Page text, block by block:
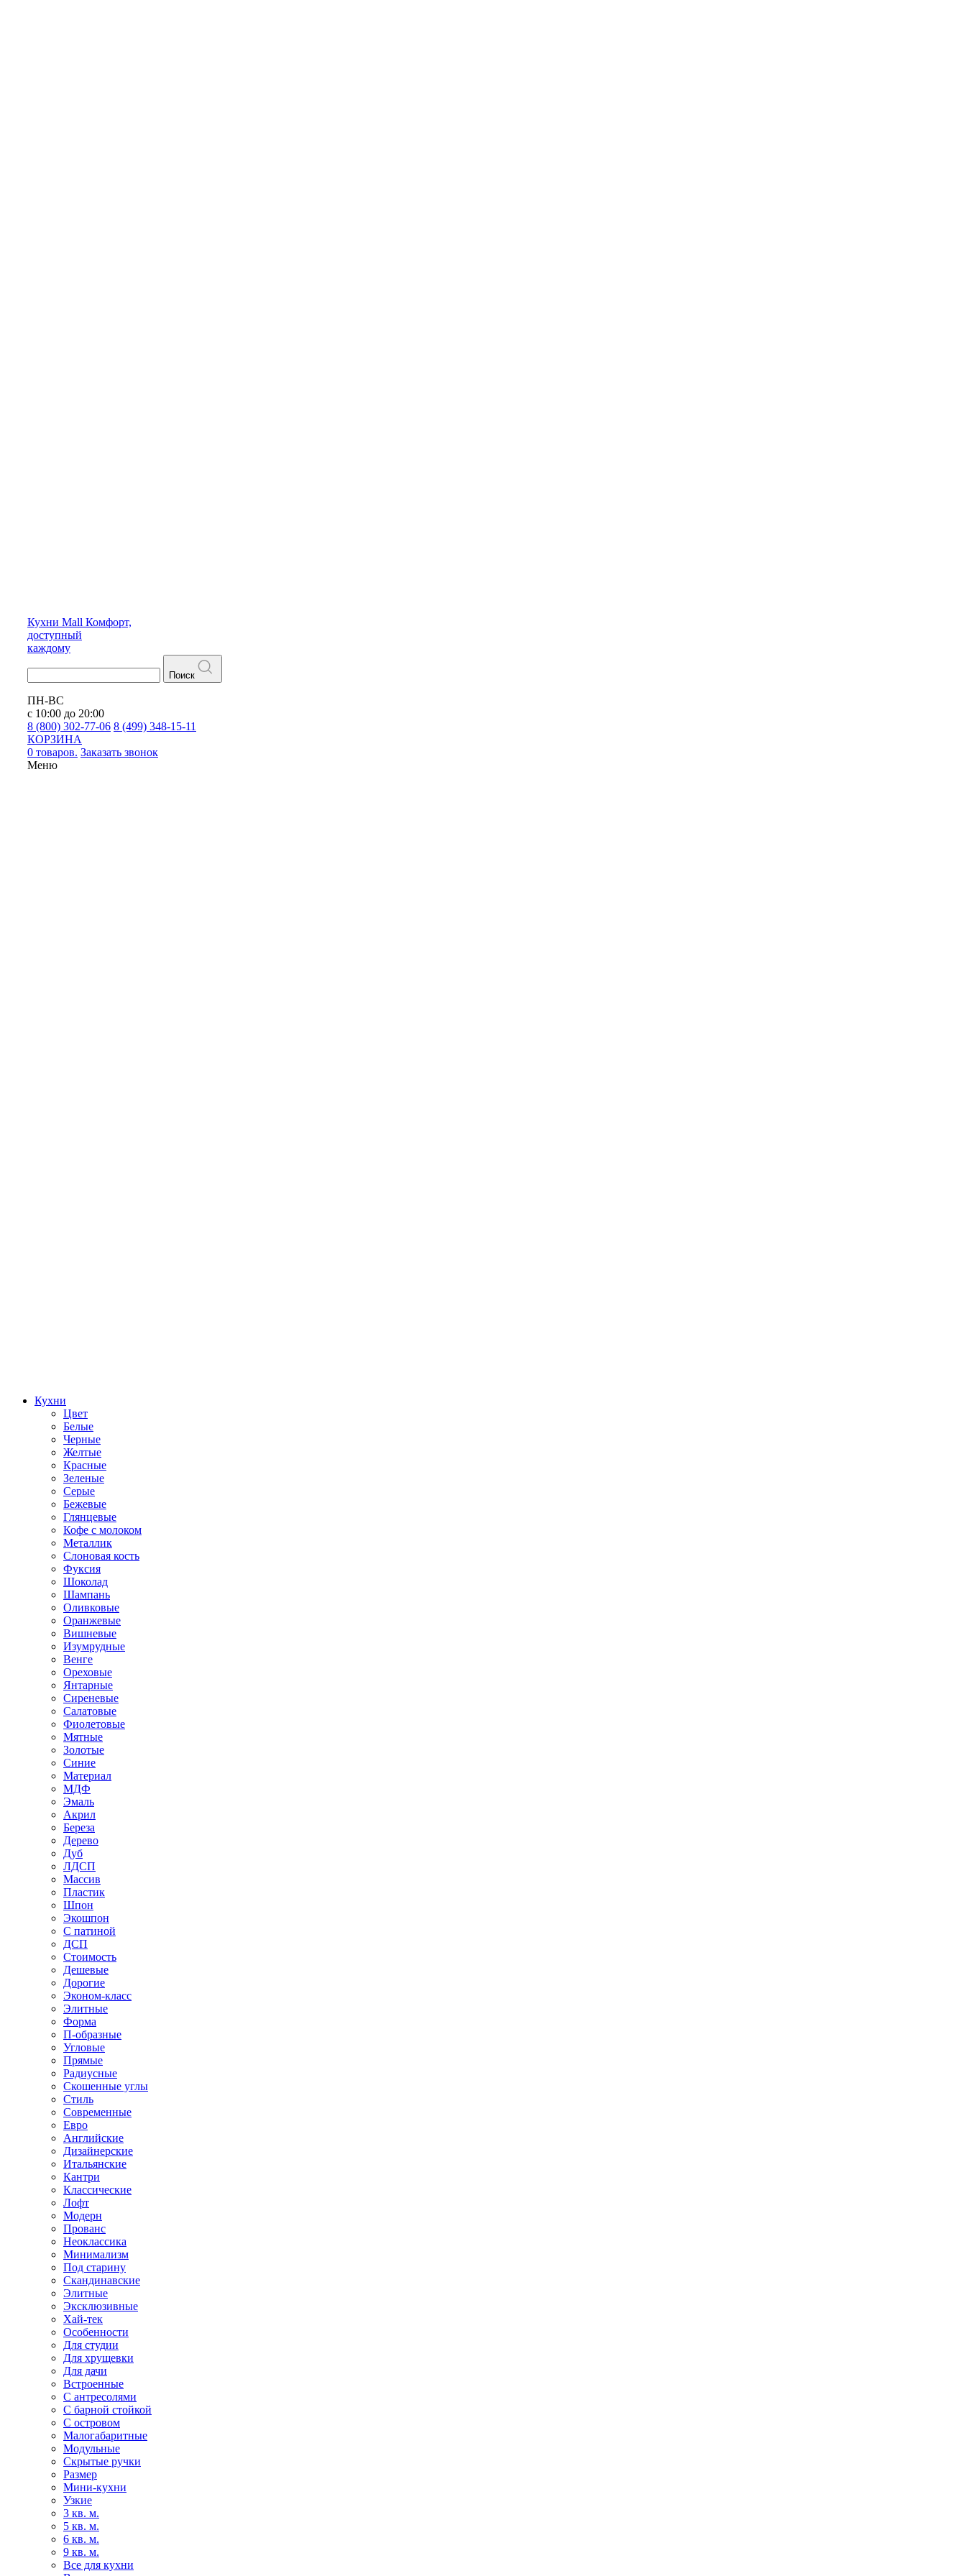
Кухни Mall Комфорт,
доступный
каждому
Поиск
ПН-ВС
с 10:00 до 20:00
8 (800) 302-77-06 8 (499) 348-15-11
КОРЗИНА
0 товаров. Заказать звонок
Меню
Кухни
Цвет
Белые
Черные
Желтые
Красные
Зеленые
Серые
Бежевые
Глянцевые
Кофе с молоком
Металлик
Слоновая кость
Фуксия
Шоколад
Шампань
Оливковые
Оранжевые
Вишневые
Изумрудные
Венге
Ореховые
Янтарные
Сиреневые
Салатовые
Фиолетовые
Мятные
Золотые
Синие
Материал
МДФ
Эмаль
Акрил
Береза
Дерево
Дуб
ЛДСП
Массив
Пластик
Шпон
Экошпон
С патиной
ДСП
Стоимость
Дешевые
Дорогие
Эконом-класс
Элитные
Форма
П-образные
Угловые
Прямые
Радиусные
Скошенные углы
Стиль
Современные
Евро
Английские
Дизайнерские
Итальянские
Кантри
Классические
Лофт
Модерн
Прованс
Неоклассика
Минимализм
Под старину
Скандинавские
Элитные
Эксклюзивные
Хай-тек
Особенности
Для студии
Для хрущевки
Для дачи
Встроенные
С антресолями
С барной стойкой
С островом
Малогабаритные
Модульные
Скрытые ручки
Размер
Мини-кухни
Узкие
3 кв. м.
5 кв. м.
6 кв. м.
9 кв. м.
Все для кухни